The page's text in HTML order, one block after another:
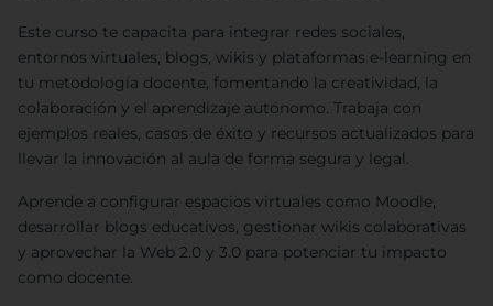
Este curso te capacita para integrar redes sociales,
entornos virtuales, blogs, wikis y plataformas e-learning en
tu metodología docente, fomentando la creatividad, la
colaboración y el aprendizaje autónomo. Trabaja con
ejemplos reales, casos de éxito y recursos actualizados para
llevar la innovación al aula de forma segura y legal.
Aprende a configurar espacios virtuales como Moodle,
desarrollar blogs educativos, gestionar wikis colaborativas
y aprovechar la Web 2.0 y 3.0 para potenciar tu impacto
como docente.